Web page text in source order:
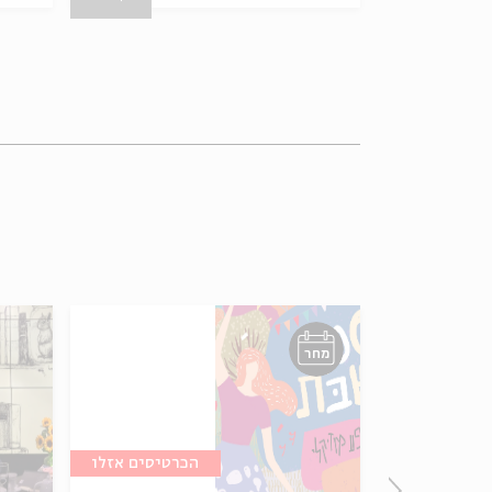
הכרטיסים אזלו
מחר